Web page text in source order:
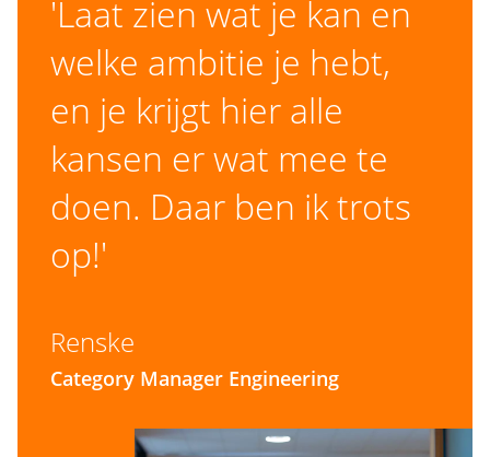
• Samenwerken met Category Managers binnen
onder meer brandstof, equipment, marine hire,
logistiek en steen, en leiding nemen over
geselecteerde inkoopcategorieën tijdens de
tenderfase
leveranciers op commerciële en contractuele
risicobeheersing en succesvolle
tenderinzendingen ondersteunt
JOUW WERKOMGEVING
'Laat zien wat je kan en
welke ambitie je hebt,
en je krijgt hier alle
kansen er wat mee te
doen. Daar ben ik trots
op!'
Renske
Category Manager Engineering